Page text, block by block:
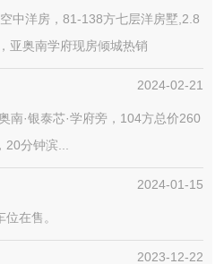
中洋房，81-138方七层洋房墅,2.8
亚奥南学府现房倾城热销
2024-02-21
南·银泰芯·学府旁，104方总价260
分钟滨...
2024-01-15
在售。
2023-12-22